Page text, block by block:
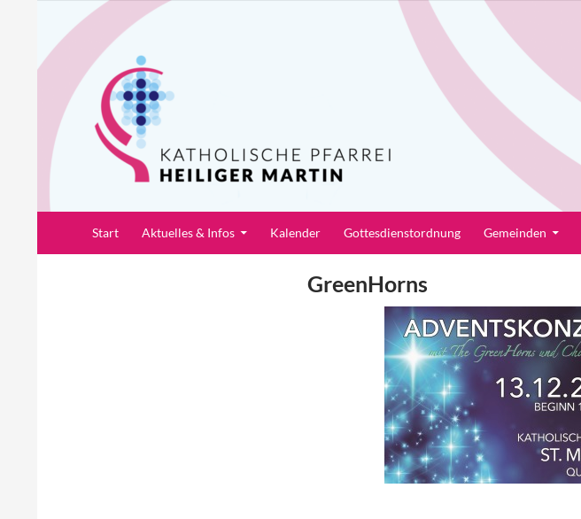
springen
Pfarrei Heiliger Martin
Start Aktuelles & Infos Kalender Gottesdienstordnung Gemeinden
GreenHorns